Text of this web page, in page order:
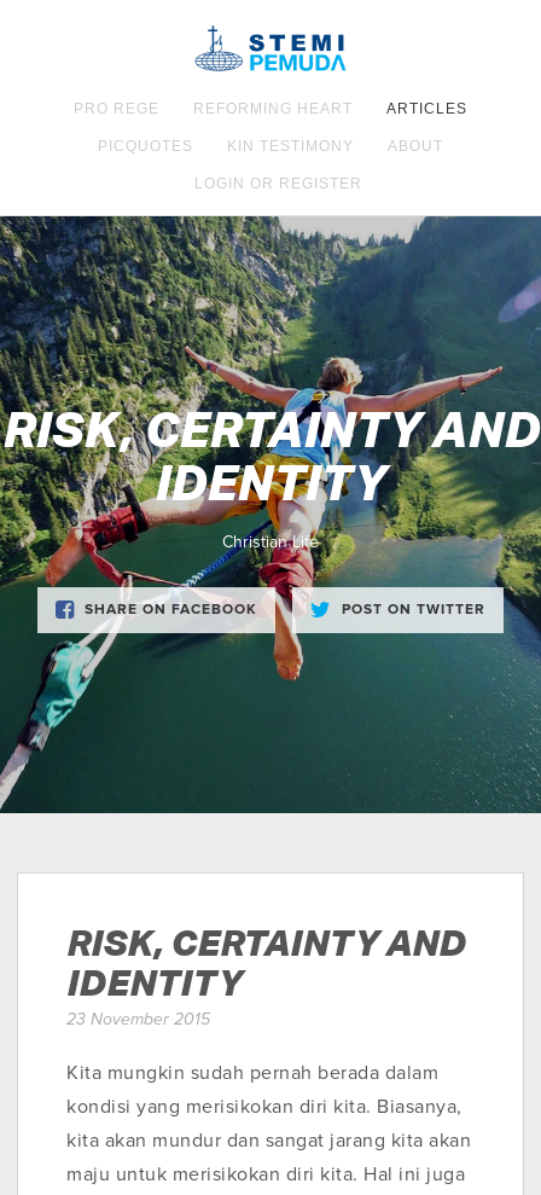
PRO REGE REFORMING HEART ARTICLES
PICQUOTES KIN TESTIMONY ABOUT
LOGIN OR REGISTER
RISK, CERTAINTY AND
IDENTITY
Christian Life
SHARE ON FACEBOOK POST ON TWITTER
RISK, CERTAINTY AND
IDENTITY
23 November 2015
Kita mungkin sudah pernah berada dalam
kondisi yang merisikokan diri kita. Biasanya,
kita akan mundur dan sangat jarang kita akan
maju untuk merisikokan diri kita. Hal ini juga